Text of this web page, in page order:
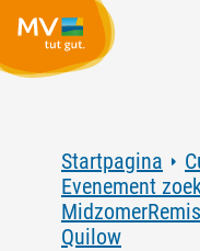
Startpagina
Evenement
Quilow